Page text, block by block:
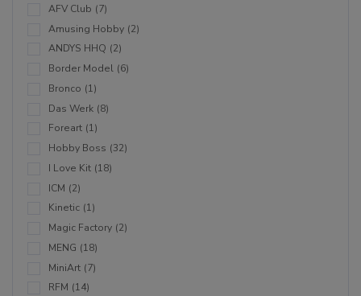
AFV Club (7)
Amusing Hobby (2)
ANDYS HHQ (2)
Border Model (6)
Bronco (1)
Das Werk (8)
Foreart (1)
Hobby Boss (32)
I Love Kit (18)
ICM (2)
Kinetic (1)
Magic Factory (2)
MENG (18)
MiniArt (7)
RFM (14)